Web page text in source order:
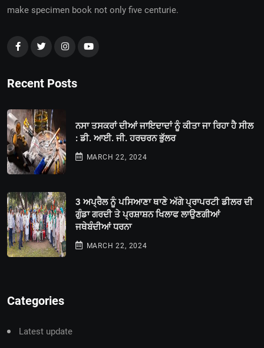
make specimen book not only five centurie.
Recent Posts
ਨਸਾ ਤਸਕਰਾਂ ਦੀਆਂ ਜਾਇਦਾਦਾਂ ਨੂੰ ਕੀਤਾ ਜਾ ਰਿਹਾ ਹੈ ਸੀਲ
: ਡੀ. ਆਈ. ਜੀ. ਹਰਚਰਨ ਭੁੱਲਰ
MARCH 22, 2024
3 ਅਪ੍ਰੈਲ ਨੂੰ ਪਸਿਆਣਾ ਥਾਣੇ ਅੱਗੇ ਪ੍ਰਾਪਰਟੀ ਡੀਲਰ ਦੀ
ਗੁੰਡਾ ਗਰਦੀ ਤੇ ਪ੍ਰਸ਼ਾਸ਼ਨ ਖਿਲਾਫ ਲਾਉਣਗੀਆਂ
ਜਥੇਬੰਦੀਆਂ ਧਰਨਾ
MARCH 22, 2024
Categories
Latest update